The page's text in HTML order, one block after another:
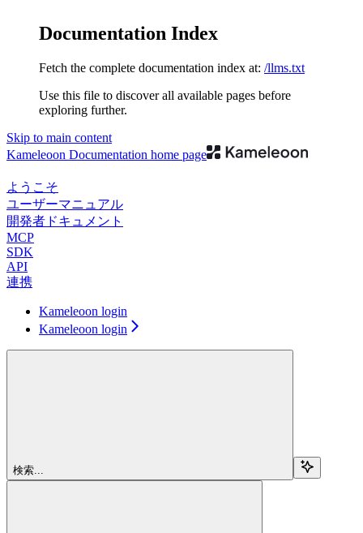
Documentation Index
Fetch the complete documentation index at: /llms.txt
Use this file to discover all available pages before
exploring further.
Skip to main content
Kameleoon Documentation home page
ようこそ
ユーザーマニュアル
開発者ドキュメント
MCP
SDK
API
連携
Kameleoon login
Kameleoon login
検索...